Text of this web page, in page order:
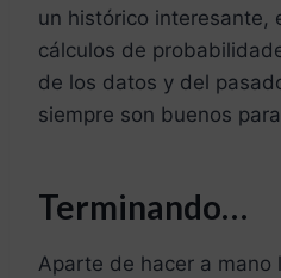
un histórico interesante,
cálculos de
de los datos y del
siempre son buenos
Terminando…
Aparte de hacer a mano